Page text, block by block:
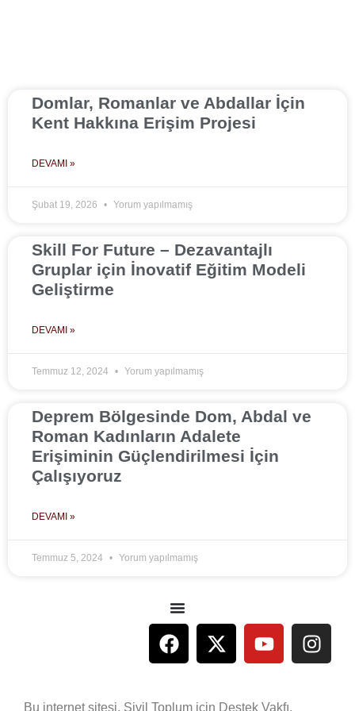
Domlar, Romanlar ve Abdallar İçin
Kent Hakkına Erişim Projesi
DEVAMI »
Şubat 19, 2026 Yorum yapılmamış
Skill For Future – Dezavantajlı
Gruplar için İnovatif Eğitim Modeli
Geliştirme
DEVAMI »
Temmuz 12, 2024 Yorum yapılmamış
Deprem Bölgesinde Dom, Abdal ve
Roman Kadınların Adalete
Erişiminin Güçlendirilmesi İçin
Çalışıyoruz
DEVAMI »
Temmuz 5, 2024 Yorum yapılmamış
Bu internet sitesi, Sivil Toplum için Destek Vakfı,